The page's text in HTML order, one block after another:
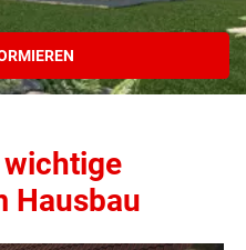
wichtige
Hausbau